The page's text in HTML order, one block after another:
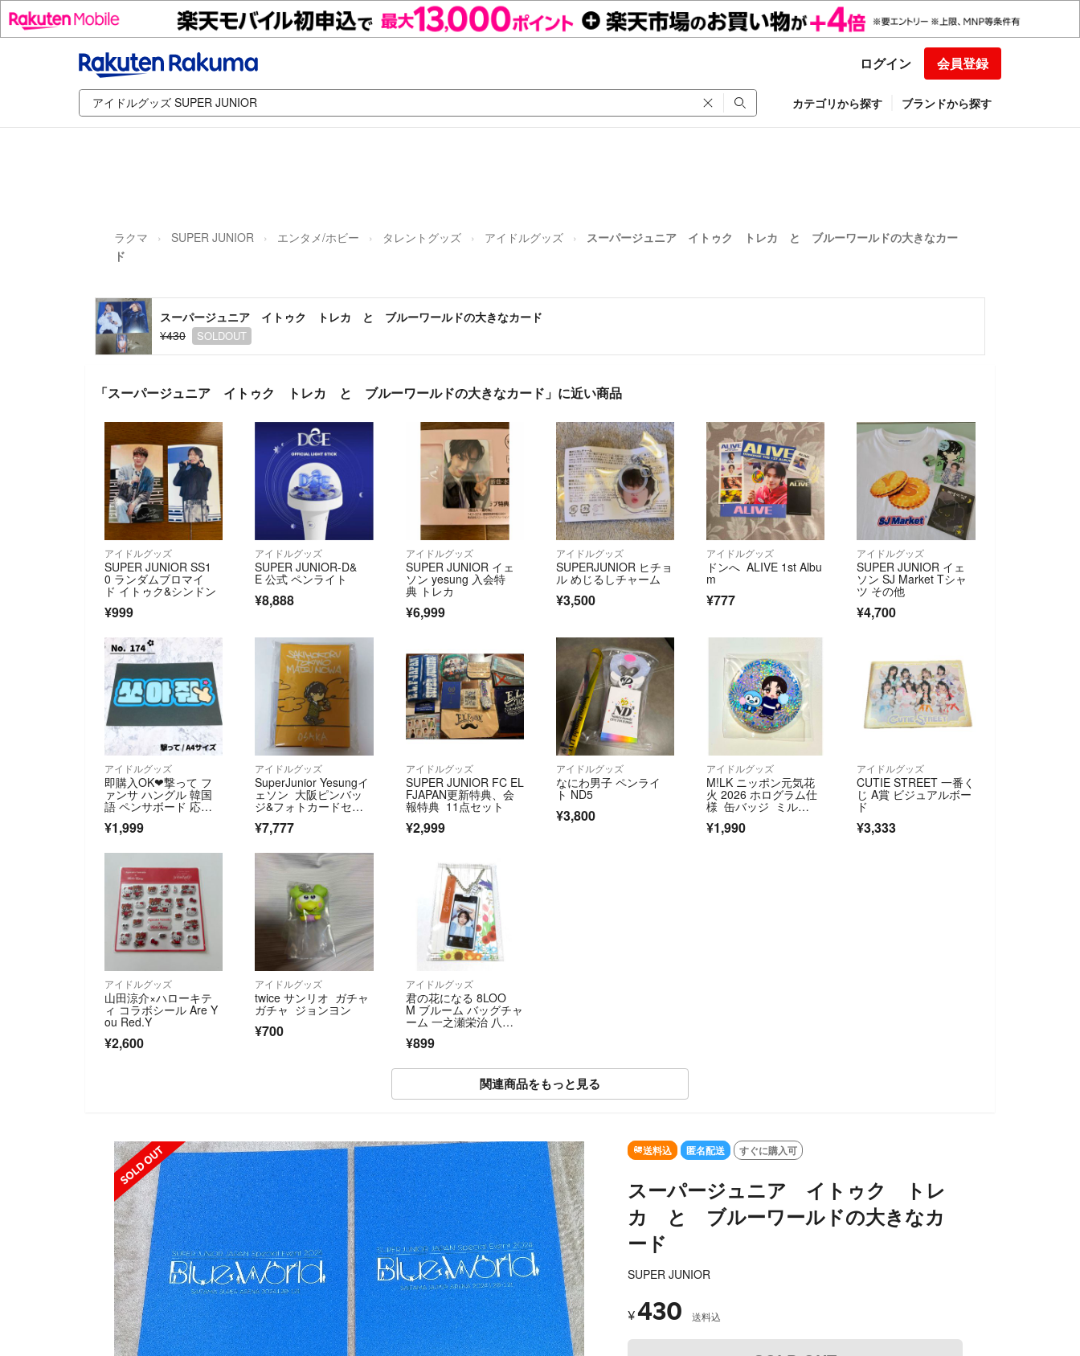
ログイン 会員登録
カテゴリから探す ブランドから探す
ラクマ SUPER JUNIOR エンタメ/ホビー タレントグッズ アイドルグッズ
スーパージュニア イトゥク トレカ と ブルーワールドの大きなカー
ド
スーパージュニア イトゥク トレカ と ブルーワールドの大きなカード
¥430
SOLDOUT
「スーパージュニア イトゥク トレカ と ブルーワールドの大きなカード」に近い商品
アイドルグッズ
SUPER JUNIOR SS1
0 ランダムブロマイ
ド イトゥク&シンドン
¥999
アイドルグッズ
SUPER JUNIOR-D&
E 公式 ペンライト
¥8,888
アイドルグッズ
SUPER JUNIOR イェ
ソン yesung 入会特
典 トレカ
¥6,999
アイドルグッズ
SUPERJUNIOR ヒチョ
ル めじるしチャーム
¥3,500
アイドルグッズ
ドンへ ALIVE 1st Albu
m
¥777
アイドルグッズ
SUPER JUNIOR イェ
ソン SJ Market Tシャ
ツ その他
¥4,700
アイドルグッズ
即購入OK❤︎撃って フ
ァンサ ハングル 韓国
語 ペンサボード 応援
¥1,999
アイドルグッズ
SuperJunior Yesungイ
ェソン 大阪ピンバッ
ジ&フォトカードセッ
¥7,777
アイドルグッズ
SUPER JUNIOR FC EL
FJAPAN更新特典、会
報特典 11点セット
¥2,999
アイドルグッズ
なにわ男子 ペンライ
ト ND5
¥3,800
アイドルグッズ
M!LK ニッポン元気花
火 2026 ホログラム仕
様 缶バッジ ミル
日 塩崎太智
¥1,990
アイドルグッズ
CUTIE STREET 一番く
じ A賞 ビジュアルボー
ド
¥3,333
アイドルグッズ
山田涼介×ハローキテ
ィ コラボシール Are Y
ou Red.Y
¥2,600
アイドルグッズ
twice サンリオ ガチャ
ガチャ ジョンヨン
¥700
アイドルグッズ
君の花になる 8LOO
M ブルーム バッグチャ
ーム 一之瀬栄治 八村
¥899
関連商品をもっと見る
SOLD OUT 送料込 匿名配送 すぐに購入可
スーパージュニア イトゥク トレ
カ と ブルーワールドの大きなカ
ード
SUPER JUNIOR
¥430 送料込